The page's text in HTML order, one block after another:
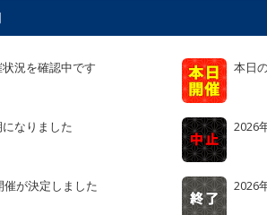
況を確認中です 本日
なりました 2026
催が決定しました 2026